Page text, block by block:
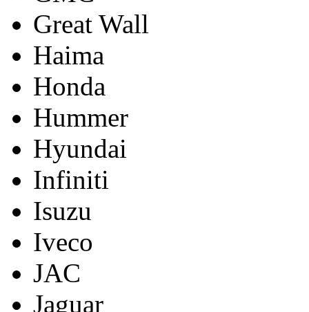
Great Wall
Haima
Honda
Hummer
Hyundai
Infiniti
Isuzu
Iveco
JAC
Jaguar